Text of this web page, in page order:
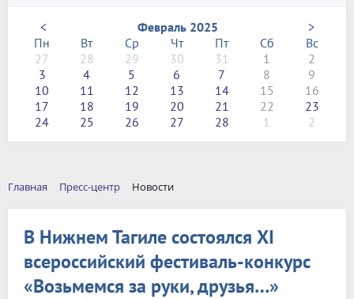
< Февраль 2025
>
Пн
Вт Ср Чт Пт Сб
Вс
27
28 29 30 31 1
2
3
4 5 6 7 8
9
10
11 12 13 14 15
16
17
18 19 20 21 22
23
24
25 26 27 28 1 2
Главная Пресс-центр Новости
В Нижнем Тагиле состоялся XI
всероссийский фестиваль-конкурс
«Возьмемся за руки, друзья…»